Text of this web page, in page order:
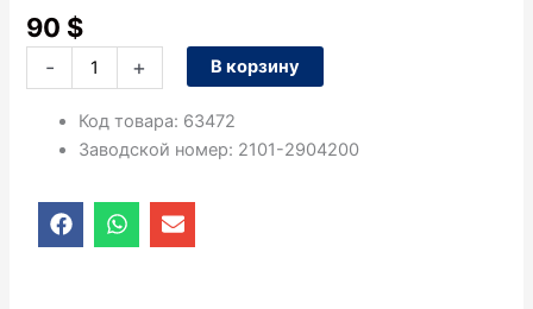
90 $
- + В корзину
Код товара: 63472
Заводской номер: 2101-2904200
F
a
c
W
h
a
E
n
v